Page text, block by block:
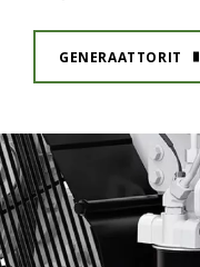
GENERAATTORIT